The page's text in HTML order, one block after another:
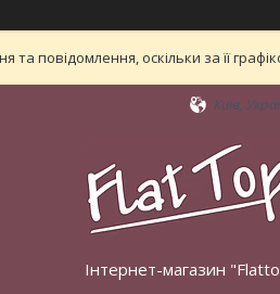
повідомлення, оскільки за її
Київ,
Інтернет-магазин